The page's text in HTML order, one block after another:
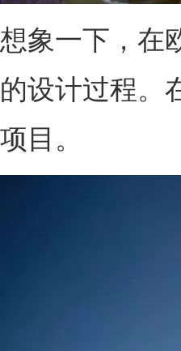
想象一下，在
的设计过程。
项目。